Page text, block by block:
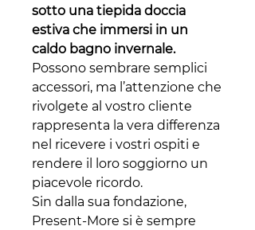
sotto una tiepida doccia
estiva che immersi in un
caldo bagno invernale.
Possono sembrare semplici
accessori, ma l’attenzione che
rivolgete al vostro cliente
rappresenta la vera differenza
nel ricevere i vostri ospiti e
rendere il loro soggiorno un
piacevole ricordo.
Sin dalla sua fondazione,
Present-More si è sempre